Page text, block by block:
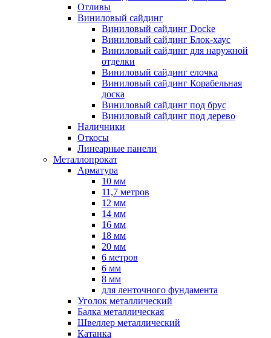
Отливы
Виниловый сайдинг
Виниловый сайдинг Docke
Виниловый сайдинг Блок-хаус
Виниловый сайдинг для наружной
отделки
Виниловый сайдинг елочка
Виниловый сайдинг Корабельная
доска
Виниловый сайдинг под брус
Виниловый сайдинг под дерево
Наличники
Откосы
Линеарные панели
Металлопрокат
Арматура
10 мм
11,7 метров
12 мм
14 мм
16 мм
18 мм
20 мм
6 метров
6 мм
8 мм
для ленточного фундамента
Уголок металлический
Балка металлическая
Швеллер металлический
Катанка